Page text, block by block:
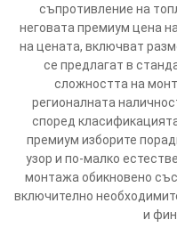
съпротивление на
неговата премиум цена
на цената, включват
се предлагат в
сложността на
регионалната
според
премиум изборите
узор и по-малко
монтажа обикновено
включително
и